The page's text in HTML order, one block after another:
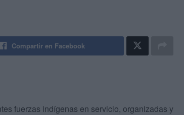
Compartir en Facebook
fuerzas indígenas en servicio, organizadas y